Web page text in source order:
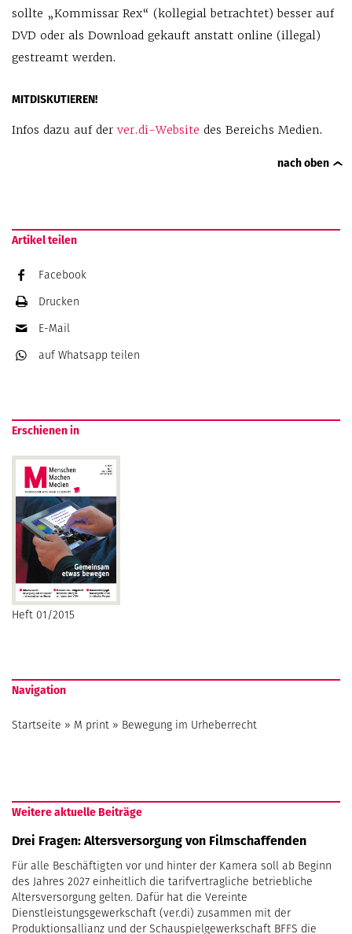
sollte „Kommissar Rex“ (kollegial betrachtet) besser auf
DVD oder als Download gekauft anstatt online (illegal)
gestreamt werden.
MITDISKUTIEREN!
Infos dazu auf der ver.di-Website des Bereichs Medien.
nach oben
Artikel teilen
Facebook
Drucken
E-Mail
auf Whatsapp teilen
Erschienen in
Heft 01/2015
Navigation
Startseite » M print » Bewegung im Urheberrecht
Weitere aktuelle Beiträge
Drei Fragen: Altersversorgung von Filmschaffenden
Für alle Beschäftigten vor und hinter der Kamera soll ab Beginn
des Jahres 2027 einheitlich die tarifvertragliche betriebliche
Altersversorgung gelten. Dafür hat die Vereinte
Dienstleistungsgewerkschaft (ver.di) zusammen mit der
Produktionsallianz und der Schauspielgewerkschaft BFFS die